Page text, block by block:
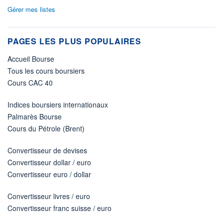
Gérer mes listes
PAGES LES PLUS POPULAIRES
Accueil Bourse
Tous les cours boursiers
Cours CAC 40
Indices boursiers internationaux
Palmarès Bourse
Cours du Pétrole (Brent)
Convertisseur de devises
Convertisseur dollar / euro
Convertisseur euro / dollar
Convertisseur livres / euro
Convertisseur franc suisse / euro